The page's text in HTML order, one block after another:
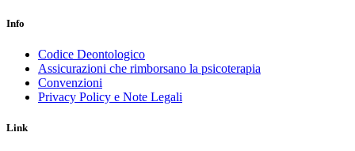
Info
Codice Deontologico
Assicurazioni che rimborsano la psicoterapia
Convenzioni
Privacy Policy e Note Legali
Link